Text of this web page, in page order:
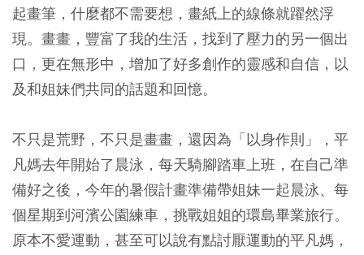
起畫筆，什麼都不需要想，畫紙上的線條就躍然浮
現。畫畫，豐富了我的生活，找到了壓力的另一個出
口，更在無形中，增加了好多創作的靈感和自信，以
及和姐妹們共同的話題和回憶。
不只是荒野，不只是畫畫，還因為「以身作則」，平
凡媽去年開始了晨泳，每天騎腳踏車上班，在自己準
備好之後，今年的暑假計畫準備帶姐妹一起晨泳、每
個星期到河濱公園練車，挑戰姐姐的環島畢業旅行。
原本不愛運動，甚至可以說有點討厭運動的平凡媽，